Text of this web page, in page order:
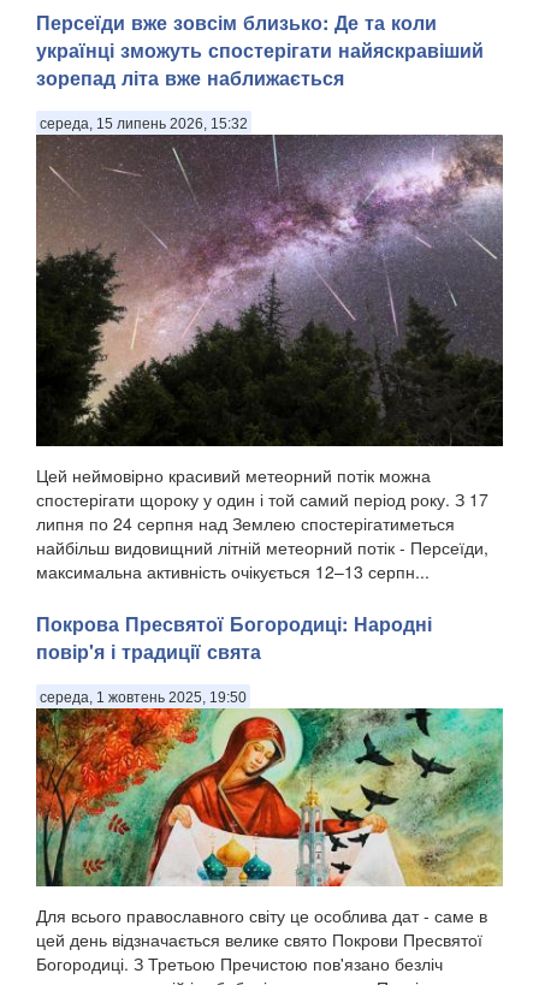
Персеїди вже зовсім близько: Де та коли
українці зможуть спостерігати найяскравіший
зорепад літа вже наближається
середа, 15 липень 2026, 15:32
Цей неймовірно красивий метеорний потік можна
спостерігати щороку у один і той самий період року. З 17
липня по 24 серпня над Землею спостерігатиметься
найбільш видовищний літній метеорний потік - Персеїди,
максимальна активність очікується 12–13 серпн...
Покрова Пресвятої Богородиці: Народні
повір'я і традиції свята
середа, 1 жовтень 2025, 19:50
Для всього православного світу це особлива дат - саме в
цей день відзначається велике свято Покрови Пресвятої
Богородиці. З Третьою Пречистою пов'язано безліч